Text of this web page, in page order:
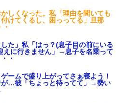
（嫁も嫁実家も電話に出ない…不
ると、嫁と嫁両親と知らない男が
」俺「失礼ですが○○さんご本人で
しくなった。私「理由を聞いても
けてくるし、困っってる」旦那
た」私「はっ？(息子目の前にいる
えに行きません」→息子を名乗って
・
ームで盛り上がってさぁ寝よう！
が…彼「ちょっと待ってて」→勢い